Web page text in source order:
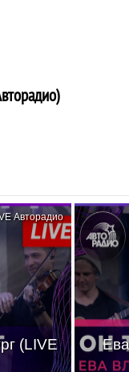
(LIVE
Авторадио